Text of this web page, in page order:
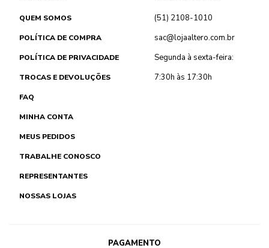
QUEM SOMOS
POLÍTICA DE COMPRA
POLÍTICA DE PRIVACIDADE
TROCAS E DEVOLUÇÕES
FAQ
MINHA CONTA
MEUS PEDIDOS
TRABALHE CONOSCO
REPRESENTANTES
NOSSAS LOJAS
(51) 2108-1010
sac@lojaaltero.com.br
Segunda à sexta-feira:
7:30h às 17:30h
PAGAMENTO